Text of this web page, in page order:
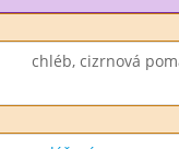
chléb, cizrnová